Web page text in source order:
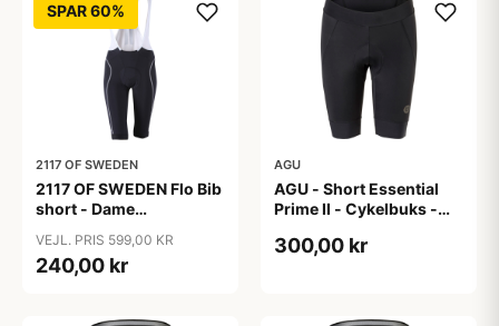
SPAR 60%
2117 OF SWEDEN
2117 OF SWEDEN Flo Bib
short - Dame
Sort - Str. 40
VEJL. PRIS 599,00 KR
240,00 kr
AGU
AGU - Short Essential
Prime II - Cykelbuks -
300,00 kr